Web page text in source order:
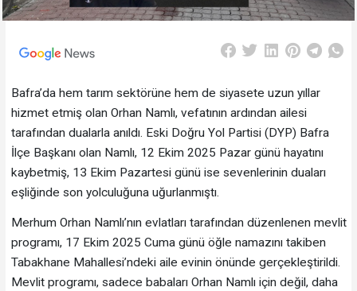
Bafra’da hem tarım sektörüne hem de siyasete uzun yıllar
hizmet etmiş olan Orhan Namlı, vefatının ardından ailesi
tarafından dualarla anıldı. Eski Doğru Yol Partisi (DYP) Bafra
İlçe Başkanı olan Namlı, 12 Ekim 2025 Pazar günü hayatını
kaybetmiş, 13 Ekim Pazartesi günü ise sevenlerinin duaları
eşliğinde son yolculuğuna uğurlanmıştı.
Merhum Orhan Namlı’nın evlatları tarafından düzenlenen mevlit
programı, 17 Ekim 2025 Cuma günü öğle namazını takiben
Tabakhane Mahallesi’ndeki aile evinin önünde gerçekleştirildi.
Mevlit programı, sadece babaları Orhan Namlı için değil, daha